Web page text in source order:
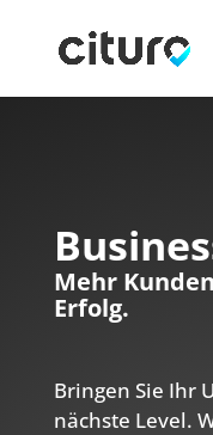
Mehr
Erfolg.
Bringen Sie Ihr
nächste Level.